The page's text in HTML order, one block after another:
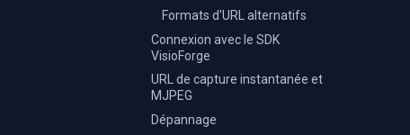
Formats d'URL alternatifs
Connexion avec le SDK
VisioForge
URL de capture instantanée et
MJPEG
Dépannage